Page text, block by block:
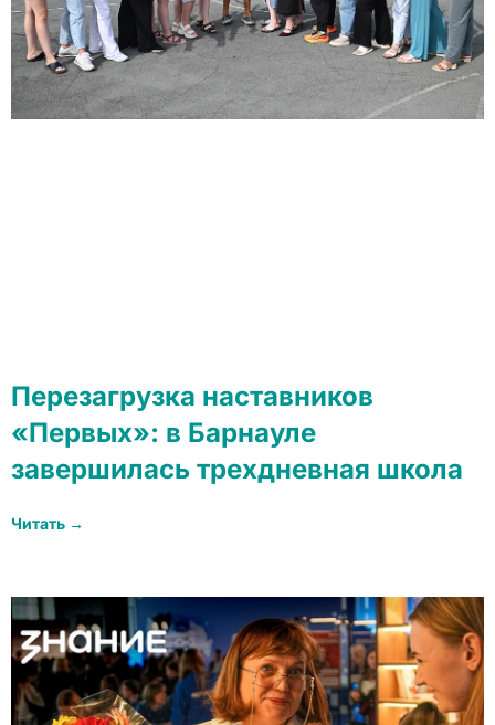
Перезагрузка наставников
«Первых»: в Барнауле
завершилась трехдневная школа
Читать →